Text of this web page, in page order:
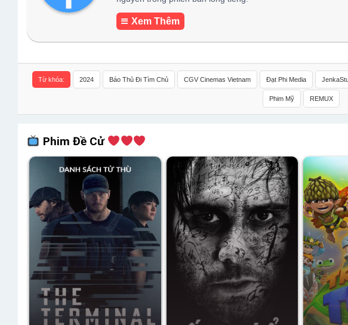
Xem Thêm
Từ khóa: 2024 Báo Thủ Đi Tìm Chủ CGV Cinemas Vietnam Đạt Phi Media
Phim Mỹ REMUX
Phim Đề Cử